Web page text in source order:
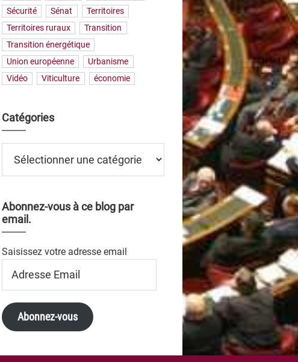
Sécurité
Sénat
Territoires
Territoires ruraux
Transition
Transition énergétique
Union européenne
Urbanisme
Vidéo
Viticulture économie
Catégories
Abonnez-vous à ce blog par
email.
Saisissez votre adresse email
Email
Abonnez-vous